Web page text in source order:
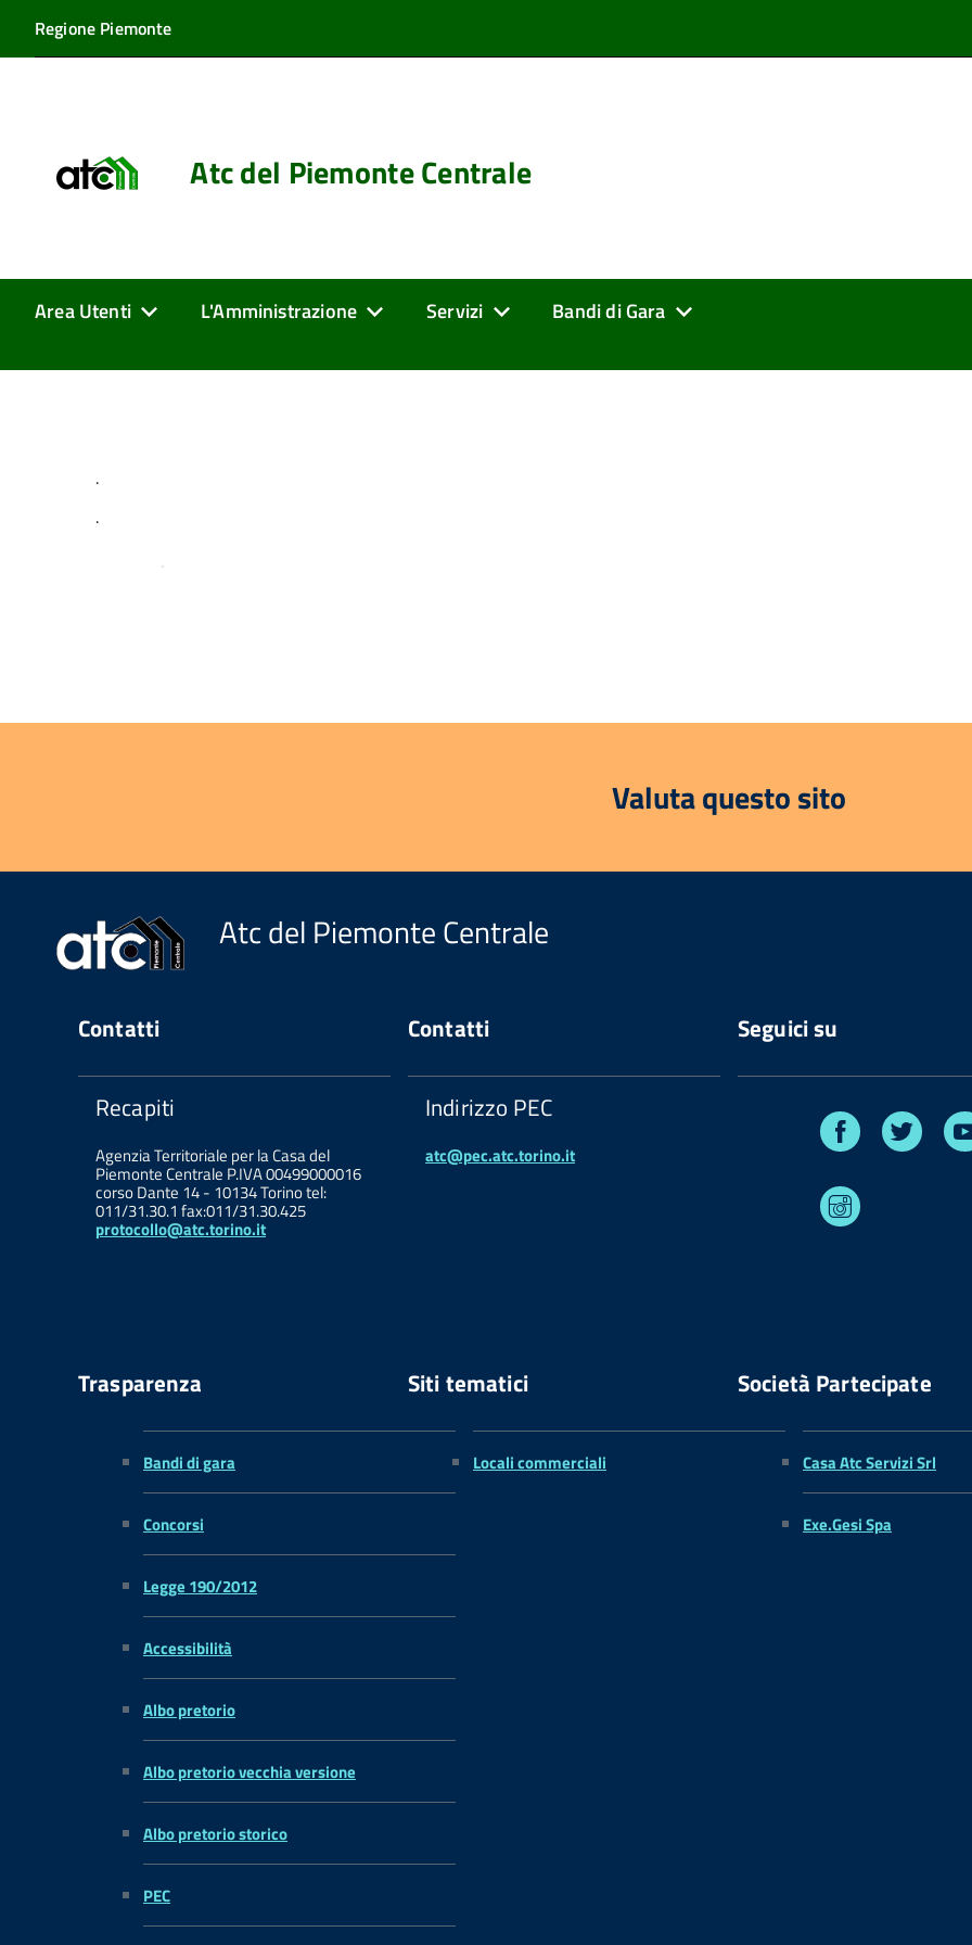
Regione Piemonte
Atc del Piemonte Centrale
Area Utenti L'Amministrazione Servizi Bandi di Gara
.
.
.
Valuta questo sito
Atc del Piemonte Centrale
Contatti
Recapiti
Agenzia Territoriale per la Casa del
Piemonte Centrale P.IVA 00499000016
corso Dante 14 - 10134 Torino tel:
011/31.30.1 fax:011/31.30.425
protocollo@atc.torino.it
Contatti
Indirizzo PEC
atc@pec.atc.torino.it
Seguici su
Facebook
Trasparenza
Bandi di gara
Concorsi
Legge 190/2012
Accessibilità
Albo pretorio
Albo pretorio vecchia versione
Albo pretorio storico
PEC
Siti tematici
Locali commerciali
Società Partecipate
Casa Atc Servizi Srl
Exe.Gesi Spa